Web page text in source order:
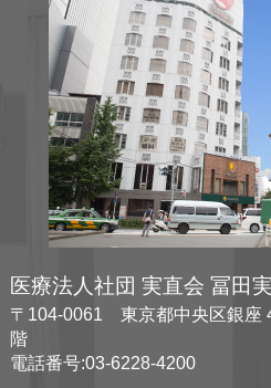
医療法人社団 実直会 冨田
〒104-0061 東京都中央区銀座
階
電話番号:03-6228-4200